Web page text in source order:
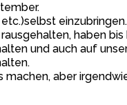
haben
und auch auf
aber